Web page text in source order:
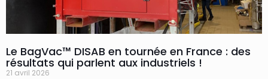
Le BagVac™ DISAB en tournée en France : des
résultats qui parlent aux industriels !
21 avril 2026